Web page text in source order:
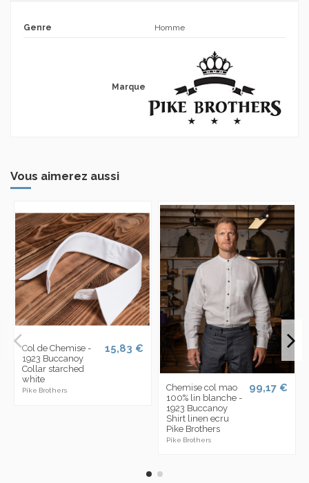
Genre Homme
Marque
Vous aimerez aussi
Col de Chemise -
1923 Buccanoy
Collar starched
white
Pike Brothers
15,83 €
Chemise col mao
100% lin blanche -
1923 Buccanoy
Shirt linen ecru
Pike Brothers
Pike Brothers
99,17 €